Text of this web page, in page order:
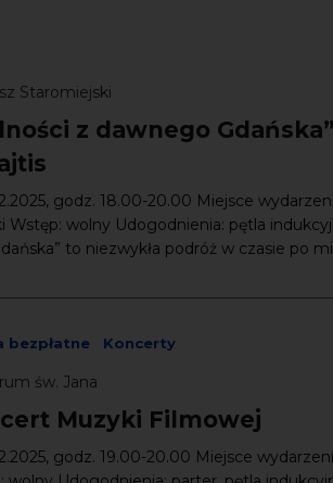
Staromiejski
z dawnego
godz. 18.00-20.00 Miejsce
Wstęp: wolny Udogodnienia: pętla
to niezwykła podróż w czasie po
bezpłatne Koncerty
św. Jana
Muzyki Filmowej
godz. 19.00-20.00 Miejsce